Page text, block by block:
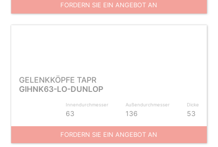
FORDERN SIE EIN ANGEBOT AN
GELENKKÖPFE TAPR
GIHNK63-LO-DUNLOP
Innendurchmesser
63
Außendurchmesser
136
Dicke
53
FORDERN SIE EIN ANGEBOT AN